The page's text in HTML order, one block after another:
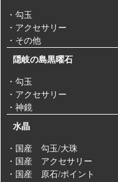
・勾玉
・アクセサリー
・その他
隠岐の島黒曜石
・勾玉
・アクセサリー
・神鏡
水晶
・国産 勾玉/大珠
・国産 アクセサリー
・国産 原石/ポイント